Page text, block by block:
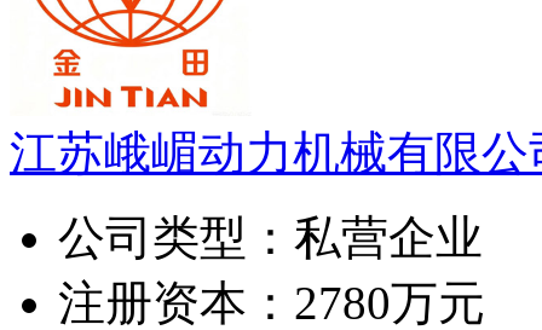
江苏峨嵋动力机械有限公
公司类型： 私营企业
注册资本： 2780万元